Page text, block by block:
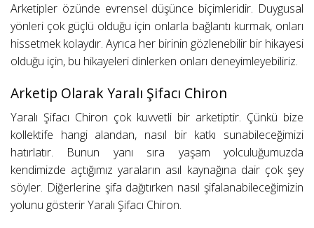
Arketipler özünde evrensel düşünce biçimleridir. Duygusal
yönleri çok güçlü olduğu için onlarla bağlantı kurmak, onları
hissetmek kolaydır. Ayrıca her birinin gözlenebilir bir hikayesi
olduğu için, bu hikayeleri dinlerken onları deneyimleyebiliriz.
Arketip Olarak Yaralı Şifacı Chiron
Yaralı Şifacı Chiron çok kuvvetli bir arketiptir. Çünkü bize
kollektife hangi alandan, nasıl bir katkı sunabileceğimizi
hatırlatır. Bunun yanı sıra yaşam yolculuğumuzda
kendimizde açtığımız yaraların asıl kaynağına dair çok şey
söyler. Diğerlerine şifa dağıtırken nasıl şifalanabileceğimizin
yolunu gösterir Yaralı Şifacı Chiron.